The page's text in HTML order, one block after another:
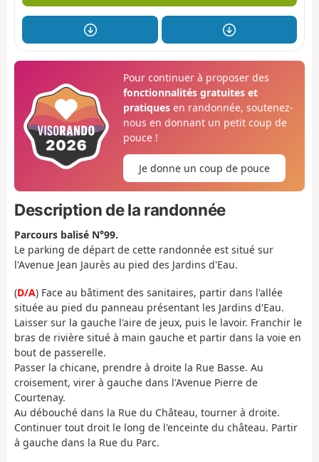
Pour continuer à proposer des
fonctionnalités gratuites et
pratiquesen randonnée, soutenez-
nous en donnant un petit coup de
pouce !
Je donne un coup de pouce
Description de la randonnée
Parcours balisé N°99.
Le parking de départ de cette randonnée est situé sur
l'Avenue Jean Jaurès au pied des Jardins d'Eau.
(D/A) Face au bâtiment des sanitaires, partir dans l'allée
située au pied du panneau présentant les Jardins d'Eau.
Laisser sur la gauche l'aire de jeux, puis le lavoir. Franchir le
bras de rivière situé à main gauche et partir dans la voie en
bout de passerelle.
Passer la chicane, prendre à droite la Rue Basse. Au
croisement, virer à gauche dans l'Avenue Pierre de
Courtenay.
Au débouché dans la Rue du Château, tourner à droite.
Continuer tout droit le long de l'enceinte du château. Partir
à gauche dans la Rue du Parc.